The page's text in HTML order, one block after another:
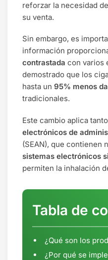
reforzar la necesidad
su venta.
Sin embargo, es
información
contrastada con varios
demostrado que los
hasta un 95% menos
tradicionales.
Este cambio aplica
electrónicos de
(SEAN), que contienen
sistemas electrónicos
permiten la inhalación
Tabla de
¿Qué son los
¿Por qué se